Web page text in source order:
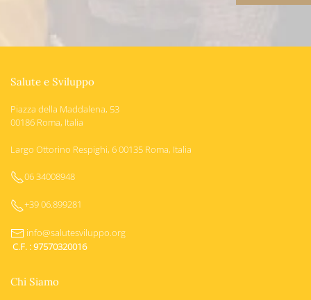
Salute e Sviluppo
Piazza della Maddalena, 53
00186 Roma, Italia
Largo Ottorino Respighi, 6 00135 Roma, Italia
06 34008948
+39 06.899281
info@salutesviluppo.org
C.F. : 97570320016
Chi Siamo